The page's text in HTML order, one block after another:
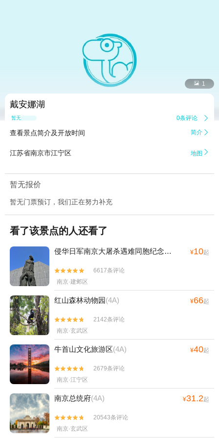
 1
戴安娜湖
暂无点评 0条评论 
查看景点简介及开放时间 简介 
江苏省南京市江宁区 地图 
暂无报价
暂无门票预订，我们正在努力补充
看了该景点的人还看了
侵华日军南京大屠杀遇难同胞纪念馆 ¥10起


6617条评论
南京·建邺区
红山森林动物园(4A) ¥66起


2142条评论
南京·玄武区
牛首山文化旅游区(4A) ¥40起


2679条评论
南京·江宁区
南京总统府(4A) ¥31.2起


20543条评论
南京·玄武区